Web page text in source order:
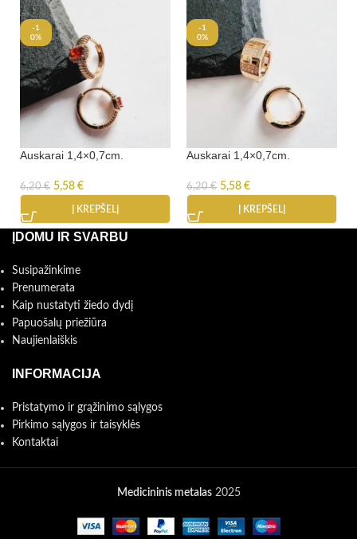
-1
0%
Auskarai 1,4×0,7cm.
6,20€ 5,58 €
Į KREPŠELĮ
-1
0%
Auskarai 1,4×0,7cm.
6,20€ 5,58 €
Į KREPŠELĮ
ĮDOMU IR SVARBU
Susipažinkime
Prenumerata
Kaip nustatyti žiedo dydį
Papuošalų priežiūra
Naujienlaiškis
INFORMACIJA
Pristatymo ir grąžinimo sąlygos
Pirkimo sąlygos ir taisyklės
Kontaktai
Medicininis metalas2025